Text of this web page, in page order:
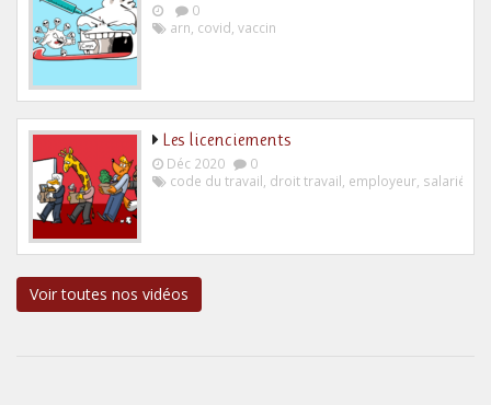
0
arn, covid, vaccin
Les licenciements
Déc 2020
0
code du travail, droit travail, employeur, salarié
Voir toutes nos vidéos